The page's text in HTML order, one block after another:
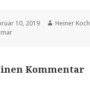
10, 2019 Autor
Heiner Koch
Kommentar